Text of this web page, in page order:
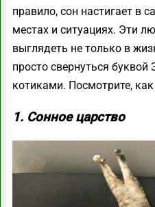
правило, сон настигает в
местах и ситуациях. Эти
выглядеть не только в
просто свернуться
котиками. Посмотрите,
1. Сонное царство